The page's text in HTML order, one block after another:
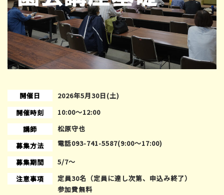
開催日
2026年5月30日(土)
開催時刻
10:00〜12:00
講師
松原守也
募集方法
電話093-741-5587(9:00～17:00)
募集期間
5/7～
注意事項
定員30名（定員に達し次第、申込み終了）
参加費無料